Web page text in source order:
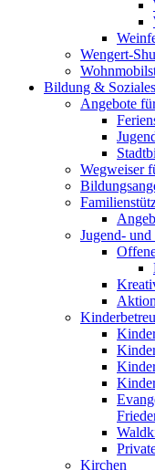
Wengert-
Bildung & Soziales
Angebote
Wegweiser
Jugend-
Kirchen